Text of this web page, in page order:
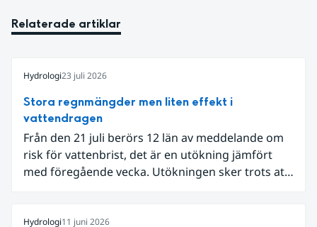
Relaterade artiklar
Hydrologi23 juli 2026
Stora regnmängder men liten effekt i
vattendragen
Från den 21 juli berörs 12 län av meddelande om
risk för vattenbrist, det är en utökning jämfört
med föregående vecka. Utökningen sker trots att
och att det på en del håll då kom rikliga
Hydrologi11 juni 2026